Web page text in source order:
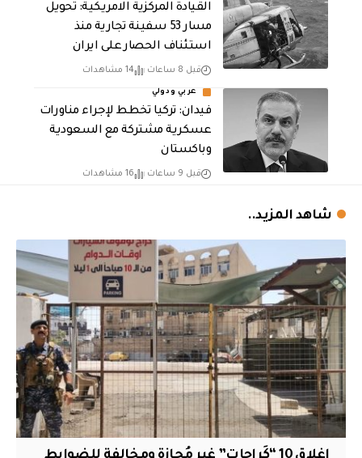
القيادة المركزية الامريكية: تحويل
مسار 53 سفينة تجارية منذ
استئناف الحصار على ايران
قبل 8 ساعات 14 مشاهدات
عربي ودولي
فيدان: تركيا تخطط لإجراء مناورات
عسكرية مشتركة مع السعودية
وباكستان
قبل 9 ساعات 16 مشاهدات
شاهد المزيد..